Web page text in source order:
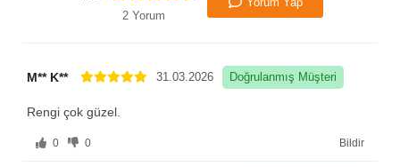
2 Yorum
M** K** 31.03.2026 Doğrulanmış Müşteri
Rengi çok güzel.
0 0 Bildir